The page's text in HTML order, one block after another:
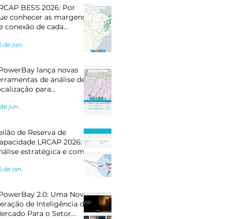
BESS 2026: Por
conhecer as margens
conexão de cada
do seu projeto
de jun.
lança novas
de análise de
para
jun.
de Reserva de
LRCAP 2026:
estratégica e como
de mercado
de jan.
2.0: Uma Nova
de Inteligência de
Para o Setor